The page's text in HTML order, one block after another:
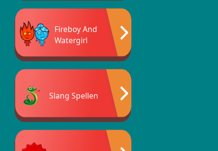
Fireboy And
Watergirl
Slang Spellen